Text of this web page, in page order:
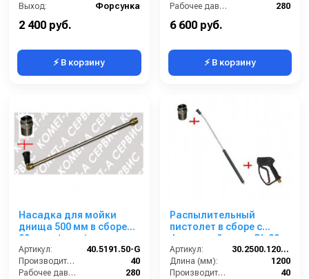
Выход:
Форсунка
2 400 руб.
⚡ В корзину
Рабочее давление (бар):
280
6 600 руб.
⚡ В корзину
Насадка для мойки
днища 500 мм в сборе
90 град (нерж).
Артикул:
40.5191.50-G
Производительность (л/мин):
40
Рабочее давление (бар):
280
Распылительный
пистолет в сборе с
форсункой курок RL 30
М22х1,5ш 1200 мм(нерж)
Артикул:
30.2500.1200-P
Длина (мм):
1200
Производительность (л/мин):
40